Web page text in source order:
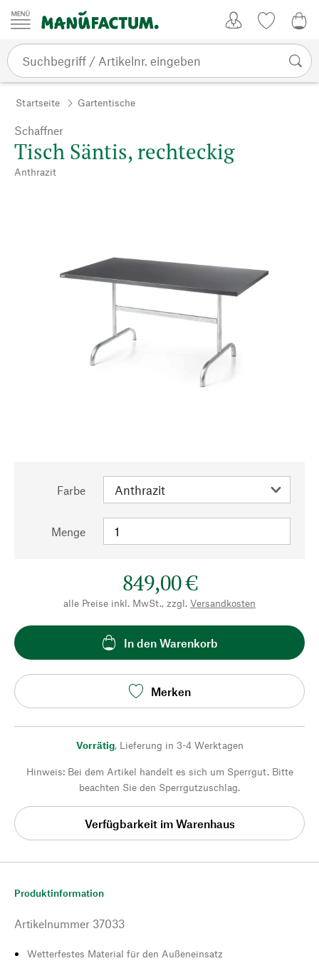
Zum Inhalt springen
Startseite Gartentische
Schaffner
Tisch Säntis, rechteckig
Anthrazit
Farbe
Menge
849,00 €
alle Preise inkl. MwSt., zzgl. Versandkosten
In den Warenkorb
Merken
Vorrätig, Lieferung in 3-4 Werktagen
Hinweis: Bei dem Artikel handelt es sich um Sperrgut. Bitte
beachten Sie den Sperrgutzuschlag.
Verfügbarkeit im Warenhaus
Produktinformation
Artikelnummer 37033
Wetterfestes Material für den Außeneinsatz